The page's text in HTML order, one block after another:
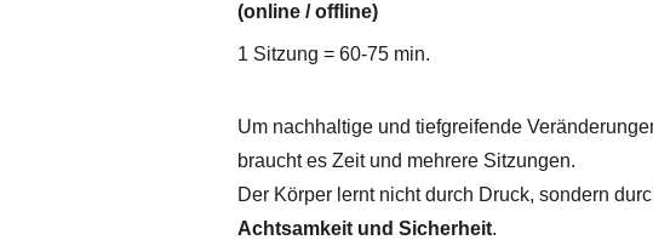
(online / offline)
1 Sitzung = 60-75 min.
Um nachhaltige und tiefgreifende
braucht es Zeit und mehrere Sitzungen.
Der Körper lernt nicht durch Druck, sondern
Achtsamkeit und Sicherheit.